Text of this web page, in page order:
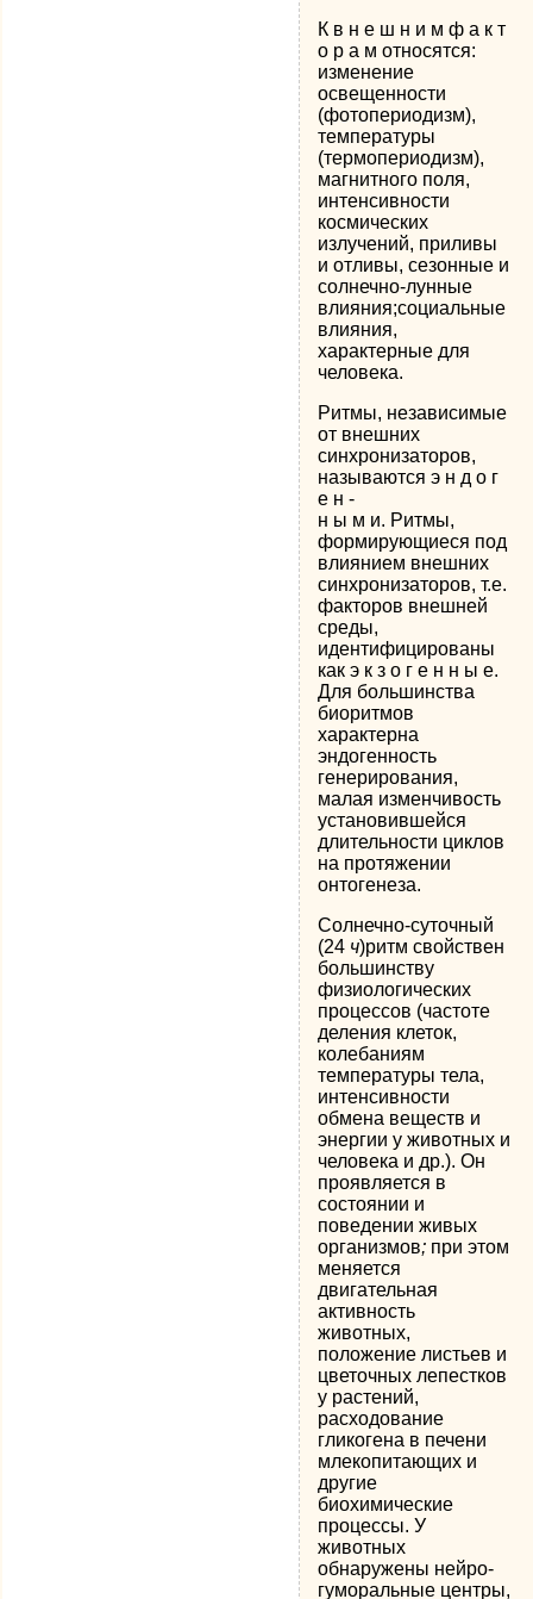
К в н е ш н и м ф а к т
о р а м относятся:
изменение
освещенности
(фотопериодизм),
температуры
(термопериодизм),
магнитного поля,
интенсивности
космических
излучений, приливы
и отливы, сезонные и
солнечно-лунные
влияния;социальные
влияния,
характерные для
человека.
Ритмы, независимые
от внешних
синхронизаторов,
называются э н д о г
е н -
н ы м и. Ритмы,
формирующиеся под
влиянием внешних
синхронизаторов, т.е.
факторов внешней
среды,
идентифицированы
как э к з о г е н н ы е.
Для большинства
биоритмов
характерна
эндогенность
генерирования,
малая изменчивость
установившейся
длительности циклов
на протяжении
онтогенеза.
Солнечно-суточный
(24 ч)ритм свойствен
большинству
физиологических
процессов (частоте
деления клеток,
колебаниям
температуры тела,
интенсивности
обмена веществ и
энергии у животных и
человека и др.). Он
проявляется в
состоянии и
поведении живых
организмов; при этом
меняется
двигательная
активность
животных,
положение листьев и
цветочных лепестков
у растений,
расходование
гликогена в печени
млекопитающих и
другие
биохимические
процессы. У
животных
обнаружены нейро-
гуморальные центры,